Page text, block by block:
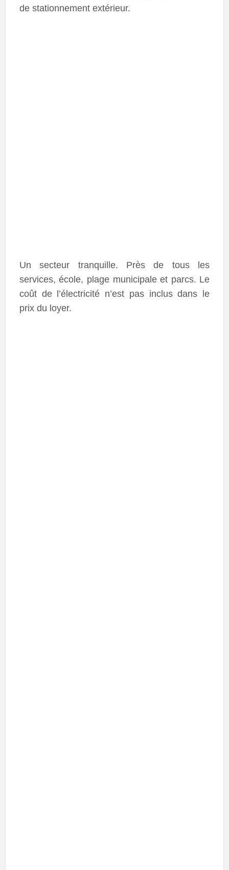
de stationnement extérieur.
Un secteur tranquille. Près de tous les
services, école, plage municipale et parcs. Le
coût de l’électricité n’est pas inclus dans le
prix du loyer.